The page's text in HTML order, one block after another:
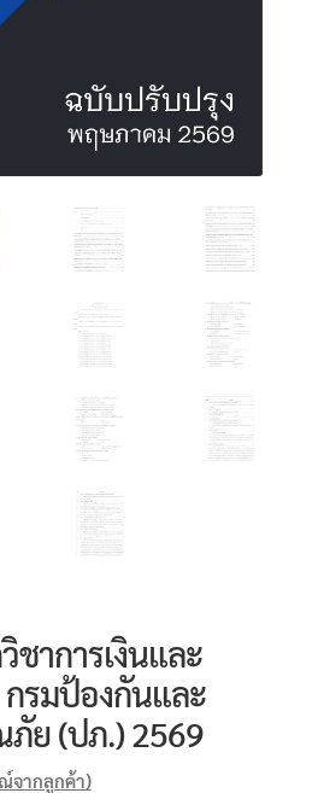
าการเงินและ
รมป้องกันและ
ภัย (ปภ.) 2569
จากลูกค้า)